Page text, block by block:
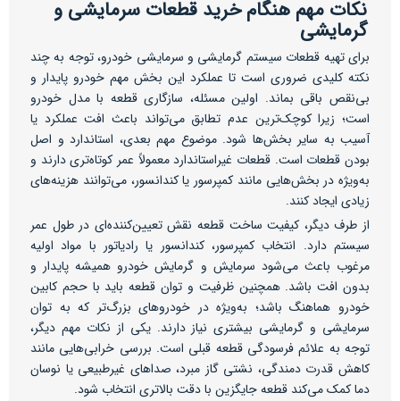
نکات مهم هنگام خرید قطعات سرمایشی و
گرمایشی
برای تهیه قطعات سیستم گرمایشی و سرمایشی خودرو، توجه به چند
نکته کلیدی ضروری است تا عملکرد این بخش مهم خودرو پایدار و
بی‌نقص باقی بماند. اولین مسئله، سازگاری قطعه با مدل خودرو
است؛ زیرا کوچک‌ترین عدم تطابق می‌تواند باعث افت عملکرد یا
آسیب به سایر بخش‌ها شود. موضوع مهم بعدی، استاندارد و اصل
بودن قطعات است. قطعات غیراستاندارد معمولاً عمر کوتاه‌تری دارند و
به‌ویژه در بخش‌هایی مانند کمپرسور یا کندانسور، می‌توانند هزینه‌های
زیادی ایجاد کنند.
از طرف دیگر، کیفیت ساخت قطعه نقش تعیین‌کننده‌ای در طول عمر
سیستم دارد. انتخاب کمپرسور، کندانسور یا رادیاتور با مواد اولیه
مرغوب باعث می‌شود سرمایش و گرمایش خودرو همیشه پایدار و
بدون افت باشد. همچنین ظرفیت و توان قطعه باید با حجم کابین
خودرو هماهنگ باشد؛ به‌ویژه در خودروهای بزرگ‌تر که به توان
سرمایشی و گرمایشی بیشتری نیاز دارند. یکی از نکات مهم دیگر،
توجه به علائم فرسودگی قطعه قبلی است. بررسی خرابی‌هایی مانند
کاهش قدرت دمندگی، نشتی گاز مبرد، صداهای غیرطبیعی یا نوسان
دما کمک می‌کند قطعه جایگزین با دقت بالاتری انتخاب شود.